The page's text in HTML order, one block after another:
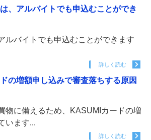
、アルバイトでも申込むことができ
ルバイトでも申込むことができます
詳しく読む
の増額申し込みで審査落ちする原因
物に備えるため、KASUMIカードの増
います...
詳しく読む